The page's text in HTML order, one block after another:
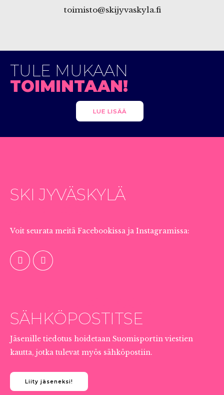
toimisto@skijyvaskyla.fi
TULE MUKAAN
TOIMINTAAN!
LUE LISÄÄ
SKI JYVÄSKYLÄ
Voit seurata meitä Facebookissa ja Instagramissa:
SÄHKÖPOSTITSE
Jäsenille tiedotus hoidetaan Suomisportin viestien
kautta, jotka tulevat myös sähköpostiin.
Liity jäseneksi!